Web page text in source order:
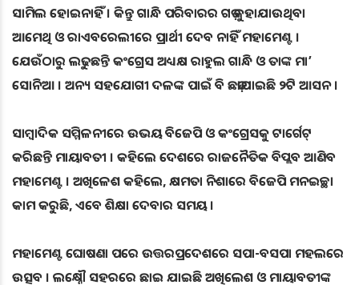
ସାମିଲ ହୋଇନାହିଁ । କିନ୍ତୁ ଗାନ୍ଧି ପରିବାରର ଗଡ଼ କୁହାଯାଉଥିବା
ଆମେଥି ଓ ରାଏବରେଲୀରେ ପ୍ରାର୍ଥୀ ଦେବ ନାହିଁ ମହାମେଣ୍ଟ ।
ଯେଉଁଠାରୁ ଲଢୁଛନ୍ତି କଂଗ୍ରେସ ଅଧ୍ୟକ୍ଷ ରାହୁଲ ଗାନ୍ଧି ଓ ତାଙ୍କ ମା’
ସୋନିଆ । ଅନ୍ୟ ସହଯୋଗୀ ଦଳଙ୍କ ପାଇଁ ବି ଛଡ଼ାଯାଇଛି ୨ଟି ଆସନ ।
ସାମ୍ବାଦିକ ସମ୍ମିଳନୀରେ ଉଭୟ ବିଜେପି ଓ କଂଗ୍ରେସକୁ ଟାର୍ଗେଟ୍‌
କରିଛନ୍ତି ମାୟାବତୀ । କହିଲେ ଦେଶରେ ରାଜନୈତିକ ବିପ୍ଲବ ଆଣିବ
ମହାମେଣ୍ଟ । ଅଖିଳେଶ କହିଲେ, କ୍ଷମତା ନିଶାରେ ବିଜେପି ମନଇଚ୍ଛା
କାମ କରୁଛି, ଏବେ ଶିକ୍ଷା ଦେବାର ସମୟ ।
ମହାମେଣ୍ଟ ଘୋଷଣା ପରେ ଉତ୍ତରପ୍ରଦେଶରେ ସପା-ବସପା ମହଲରେ
ଉତ୍ସବ । ଲକ୍ଷ୍ନୌ ସହରରେ ଛାଇ ଯାଇଛି ଅଖିଲେଶ ଓ ମାୟାବତୀଙ୍କ